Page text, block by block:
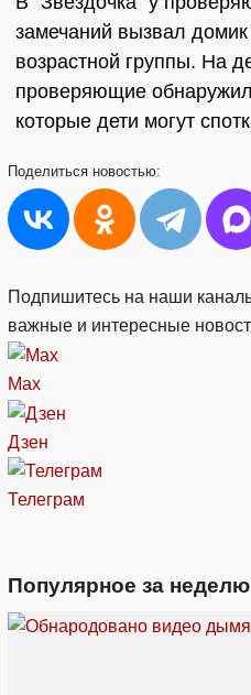
замечаний вызвал
возрастной группы. На
проверяющие
которые дети могут
Поделиться новостью:
Подпишитесь на наши
важные и интересные
Max
Дзен
Телеграм
Популярное за неделю